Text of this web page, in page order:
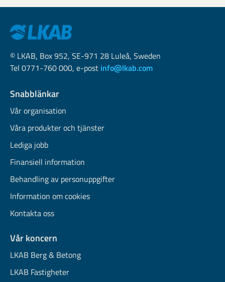
© LKAB, Box 952, SE-971 28 Luleå, Sweden
Tel 0771-760 000, e-post info@lkab.com
Snabblänkar
Vår organisation
Våra produkter och tjänster
Lediga jobb
Finansiell information
Behandling av personuppgifter
Information om cookies
Kontakta oss
Vår koncern
LKAB Berg & Betong
LKAB Fastigheter